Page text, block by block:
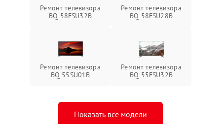
Ремонт телевизора
BQ 58FSU32B
Ремонт телевизора
BQ 58FSU28B
Ремонт телевизора
BQ 55SU01B
Ремонт телевизора
BQ 55FSU32B
Показать все модели